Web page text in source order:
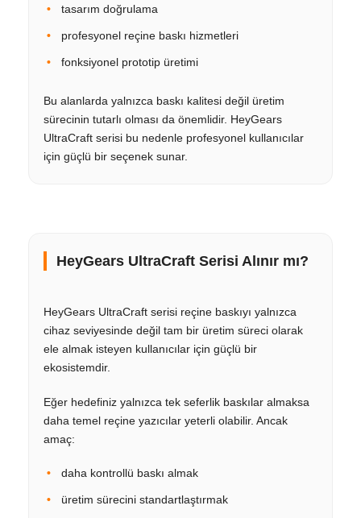
tasarım doğrulama
profesyonel reçine baskı hizmetleri
fonksiyonel prototip üretimi
Bu alanlarda yalnızca baskı kalitesi değil üretim
sürecinin tutarlı olması da önemlidir. HeyGears
UltraCraft serisi bu nedenle profesyonel kullanıcılar
için güçlü bir seçenek sunar.
HeyGears UltraCraft Serisi Alınır mı?
HeyGears UltraCraft serisi reçine baskıyı yalnızca
cihaz seviyesinde değil tam bir üretim süreci olarak
ele almak isteyen kullanıcılar için güçlü bir
ekosistemdir.
Eğer hedefiniz yalnızca tek seferlik baskılar almaksa
daha temel reçine yazıcılar yeterli olabilir. Ancak
amaç:
daha kontrollü baskı almak
üretim sürecini standartlaştırmak